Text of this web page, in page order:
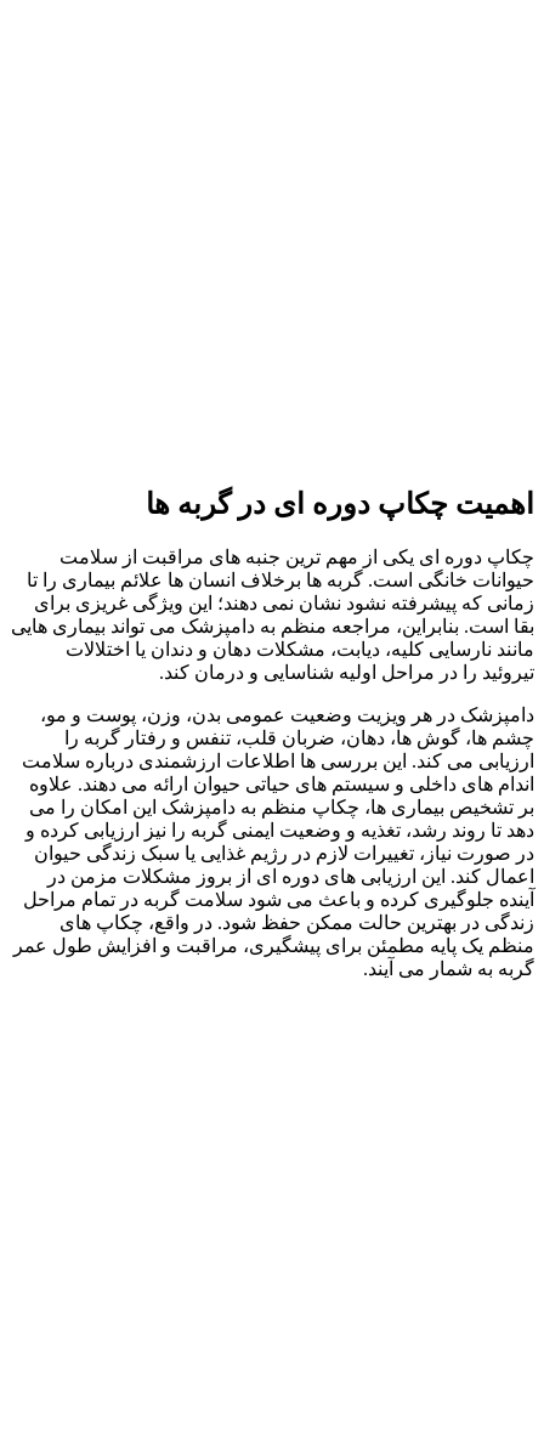
اهمیت چکاپ دوره‌ ای در گربه‌ ها
چکاپ دوره‌ ای یکی از مهم‌ ترین جنبه‌ های مراقبت از سلامت
حیوانات خانگی است. گربه‌ ها برخلاف انسان‌ ها علائم بیماری را تا
زمانی که پیشرفته نشود نشان نمی‌ دهند؛ این ویژگی غریزی برای
بقا است. بنابراین، مراجعه منظم به دامپزشک می‌ تواند بیماری‌ هایی
مانند نارسایی کلیه، دیابت، مشکلات دهان و دندان یا اختلالات
تیروئید را در مراحل اولیه شناسایی و درمان کند.
دامپزشک در هر ویزیت وضعیت عمومی بدن، وزن، پوست و مو،
چشم‌ ها، گوش‌ ها، دهان، ضربان قلب، تنفس و رفتار گربه را
ارزیابی می‌ کند. این بررسی‌ ها اطلاعات ارزشمندی درباره‌ سلامت
اندام‌ های داخلی و سیستم‌ های حیاتی حیوان ارائه می‌ دهند. علاوه
بر تشخیص بیماری‌ ها، چکاپ منظم به دامپزشک این امکان را می‌
دهد تا روند رشد، تغذیه و وضعیت ایمنی گربه را نیز ارزیابی کرده و
در صورت نیاز، تغییرات لازم در رژیم غذایی یا سبک زندگی حیوان
اعمال کند. این ارزیابی‌ های دوره‌ ای از بروز مشکلات مزمن در
آینده جلوگیری کرده و باعث می‌ شود سلامت گربه در تمام مراحل
زندگی در بهترین حالت ممکن حفظ شود. در واقع، چکاپ‌ های
منظم یک پایه‌ مطمئن برای پیشگیری، مراقبت و افزایش طول عمر
گربه به‌ شمار می‌ آیند.